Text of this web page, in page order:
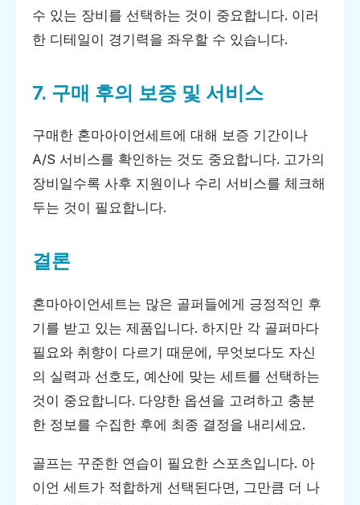
수 있는 장비를 선택하는 것이 중요합니다. 이러
한 디테일이 경기력을 좌우할 수 있습니다.
7. 구매 후의 보증 및 서비스
구매한 혼마아이언세트에 대해 보증 기간이나
A/S 서비스를 확인하는 것도 중요합니다. 고가의
장비일수록 사후 지원이나 수리 서비스를 체크해
두는 것이 필요합니다.
결론
혼마아이언세트는 많은 골퍼들에게 긍정적인 후
기를 받고 있는 제품입니다. 하지만 각 골퍼마다
필요와 취향이 다르기 때문에, 무엇보다도 자신
의 실력과 선호도, 예산에 맞는 세트를 선택하는
것이 중요합니다. 다양한 옵션을 고려하고 충분
한 정보를 수집한 후에 최종 결정을 내리세요.
골프는 꾸준한 연습이 필요한 스포츠입니다. 아
이언 세트가 적합하게 선택된다면, 그만큼 더 나